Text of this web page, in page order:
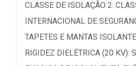
CLASSE DE ISOLAÇÃO 2:
INTERNACIONAL DE
TAPETES E MANTAS
RIGIDEZ DIELÉTRICA (20 KV):